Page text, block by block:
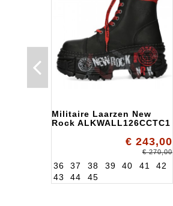
Militaire Laarzen New
Rock ALKWALL126CCTC1
€ 243,00
€ 270,00
36 37 38 39 40 41
42
43
44 45